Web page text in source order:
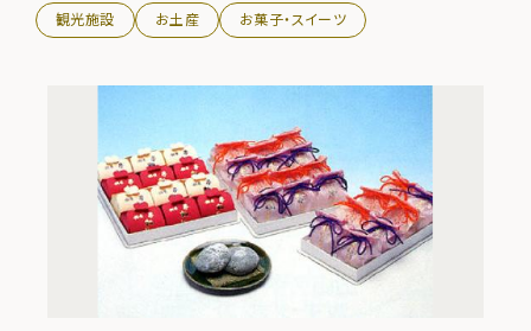
観光施設 お土産 お菓子・スイーツ